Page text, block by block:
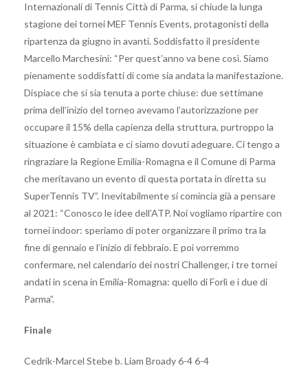
Internazionali di Tennis Città di Parma, si chiude la lunga
stagione dei tornei MEF Tennis Events, protagonisti della
ripartenza da giugno in avanti. Soddisfatto il presidente
Marcello Marchesini: “Per quest’anno va bene così. Siamo
pienamente soddisfatti di come sia andata la manifestazione.
Dispiace che si sia tenuta a porte chiuse: due settimane
prima dell’inizio del torneo avevamo l’autorizzazione per
occupare il 15% della capienza della struttura, purtroppo la
situazione è cambiata e ci siamo dovuti adeguare. Ci tengo a
ringraziare la Regione Emilia-Romagna e il Comune di Parma
che meritavano un evento di questa portata in diretta su
SuperTennis TV”. Inevitabilmente si comincia già a pensare
al 2021: “Conosco le idee dell’ATP. Noi vogliamo ripartire con
tornei indoor: speriamo di poter organizzare il primo tra la
fine di gennaio e l’inizio di febbraio. E poi vorremmo
confermare, nel calendario dei nostri Challenger, i tre tornei
andati in scena in Emilia-Romagna: quello di Forlì e i due di
Parma”.
Finale
Cedrik-Marcel Stebe b. Liam Broady 6-4 6-4